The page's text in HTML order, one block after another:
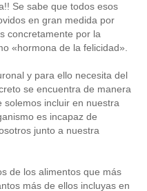
Se sabe que todos esos
en gran medida por
concretamente por la
«hormona de la felicidad».
y para ello necesita del
se encuentra de manera
solemos incluir en nuestra
es incapaz de
junto a nuestra
de los alimentos que más
más de ellos incluyas en